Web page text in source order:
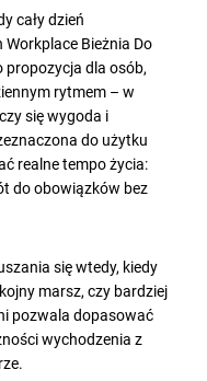
cały dzień
Bieżnia Do
propozycja dla osób,
rytmem – w
się wygoda i
do użytku
realne tempo życia:
do obowiązków bez
się wtedy, kiedy
marsz, czy bardziej
pozwala dopasować
wychodzenia z